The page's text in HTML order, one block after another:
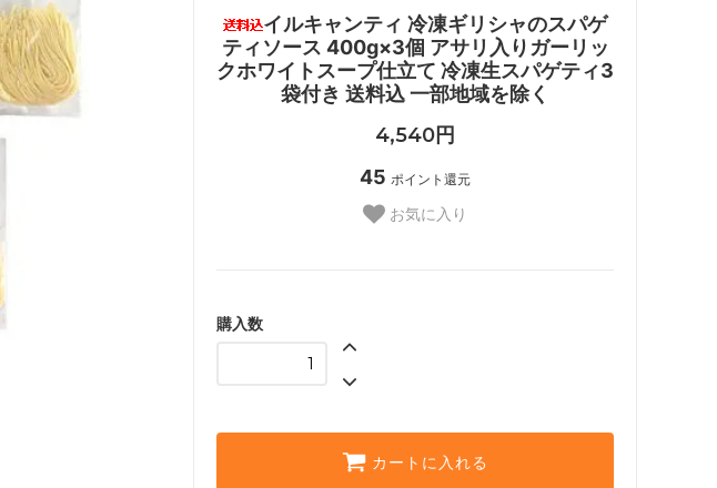
イルキャンティ 冷凍ギリシャのスパゲ
ティソース 400g×3個 アサリ入りガーリッ
クホワイトスープ仕立て 冷凍生スパゲティ3
袋付き 送料込 一部地域を除く
4,540円
45 ポイント還元
お気に入り
購入数
カートに入れる